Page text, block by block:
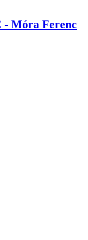
- Móra Ferenc